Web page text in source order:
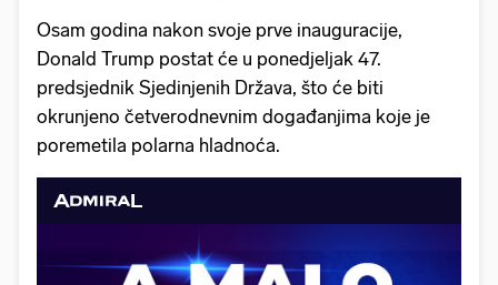
Osam godina nakon svoje prve inauguracije,
Donald Trump postat će u ponedjeljak 47.
predsjednik Sjedinjenih Država, što će biti
okrunjeno četverodnevnim događanjima koje je
poremetila polarna hladnoća.